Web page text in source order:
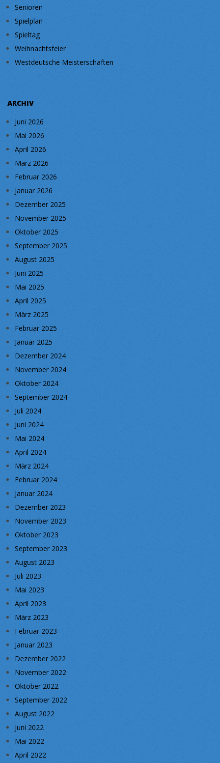
Senioren
Spielplan
Spieltag
Weihnachtsfeier
Westdeutsche Meisterschaften
ARCHIV
Juni 2026
Mai 2026
April 2026
März 2026
Februar 2026
Januar 2026
Dezember 2025
November 2025
Oktober 2025
September 2025
August 2025
Juni 2025
Mai 2025
April 2025
März 2025
Februar 2025
Januar 2025
Dezember 2024
November 2024
Oktober 2024
September 2024
Juli 2024
Juni 2024
Mai 2024
April 2024
März 2024
Februar 2024
Januar 2024
Dezember 2023
November 2023
Oktober 2023
September 2023
August 2023
Juli 2023
Mai 2023
April 2023
März 2023
Februar 2023
Januar 2023
Dezember 2022
November 2022
Oktober 2022
September 2022
August 2022
Juni 2022
Mai 2022
April 2022